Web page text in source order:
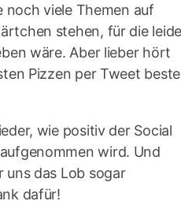
noch viele Themen auf
stehen, für die
wäre. Aber lieber hört
Pizzen per Tweet
wie positiv der Social
wird. Und
uns das Lob sogar
dafür!